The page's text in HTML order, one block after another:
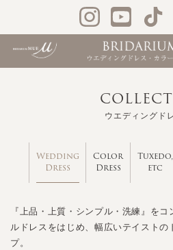
ウエディングド
Wedding
Dress
Color
Dress
Tuxedo,
etc
『上品・上質・シンプル・洗練』を
ルドレスをはじめ、幅広いテイストの
プ。